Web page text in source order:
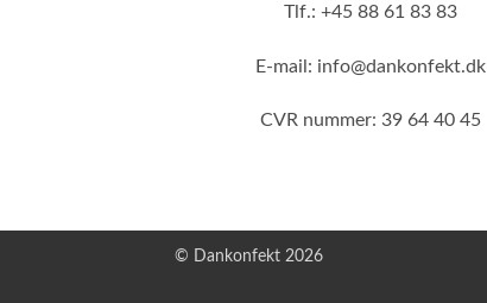
Tlf.: +45 88 61 83 83
E-mail: info@dankonfekt.dk
CVR nummer: 39 64 40 45
© Dankonfekt 2026